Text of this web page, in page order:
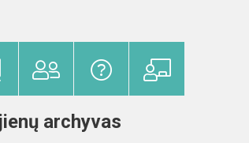
archyvas